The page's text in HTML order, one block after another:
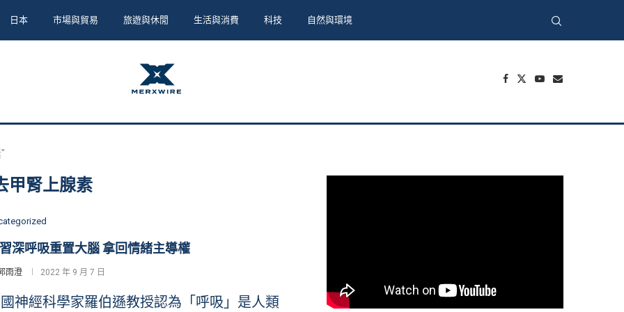
日本 市場與貿易 旅遊與休閒 生活與消費 科技 自然與環境
甲腎上腺素
深呼吸重置大腦 拿回情緒主導權
雨澄 2022 年 9 月 7 日
神經科學家羅伯遜教授認為「呼吸」是人類